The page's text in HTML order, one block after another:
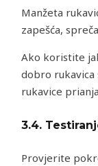
Manžeta
zapešća,
Ako koristite
dobro rukavica
rukavice
3.4.
Provjerite